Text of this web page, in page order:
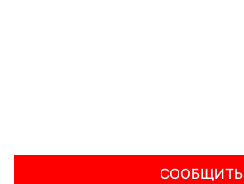
СООБЩИТЬ